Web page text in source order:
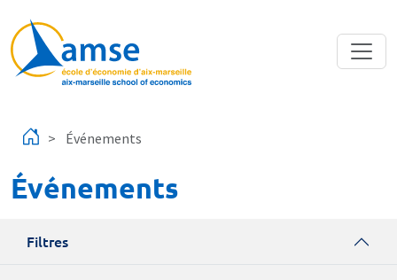
Événements
Événements
Filtres